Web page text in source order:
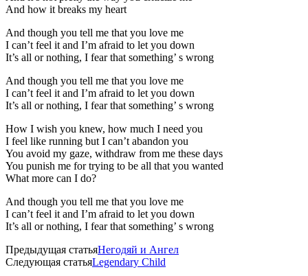
And how it breaks my heart
And though you tell me that you love me
I can’t feel it and I’m afraid to let you down
It’s all or nothing, I fear that something’ s wrong
And though you tell me that you love me
I can’t feel it and I’m afraid to let you down
It’s all or nothing, I fear that something’ s wrong
How I wish you knew, how much I need you
I feel like running but I can’t abandon you
You avoid my gaze, withdraw from me these days
You punish me for trying to be all that you wanted
What more can I do?
And though you tell me that you love me
I can’t feel it and I’m afraid to let you down
It’s all or nothing, I fear that something’ s wrong
Предыдущая статьяНегодяй и Ангел
Следующая статьяLegendary Child